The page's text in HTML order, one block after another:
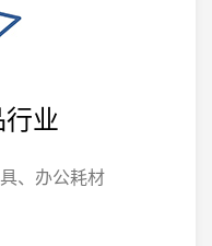
业
、办公耗材